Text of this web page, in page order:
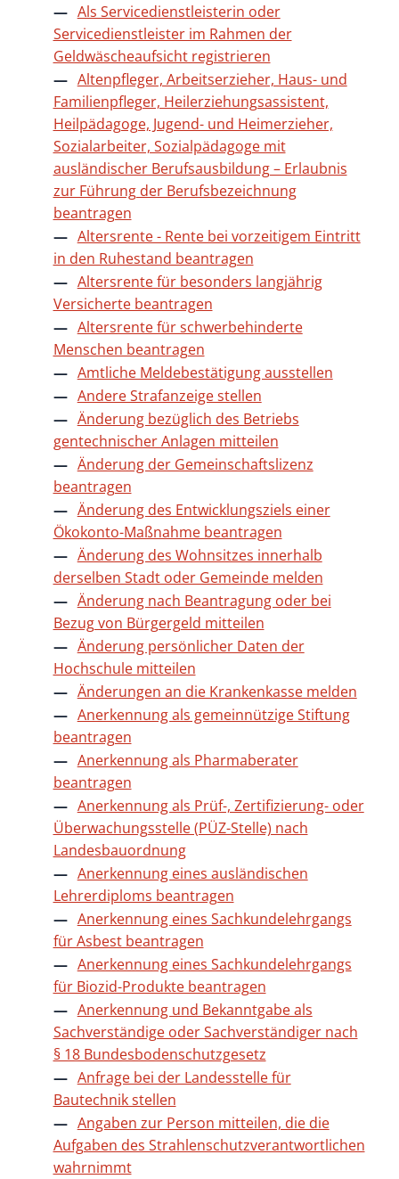
Als Servicedienstleisterin oder
Servicedienstleister im Rahmen der
Geldwäscheaufsicht registrieren
Altenpfleger, Arbeitserzieher, Haus- und
Familienpfleger, Heilerziehungsassistent,
Heilpädagoge, Jugend- und Heimerzieher,
Sozialarbeiter, Sozialpädagoge mit
ausländischer Berufsausbildung – Erlaubnis
zur Führung der Berufsbezeichnung
beantragen
Altersrente - Rente bei vorzeitigem Eintritt
in den Ruhestand beantragen
Altersrente für besonders langjährig
Versicherte beantragen
Altersrente für schwerbehinderte
Menschen beantragen
Amtliche Meldebestätigung ausstellen
Andere Strafanzeige stellen
Änderung bezüglich des Betriebs
gentechnischer Anlagen mitteilen
Änderung der Gemeinschaftslizenz
beantragen
Änderung des Entwicklungsziels einer
Ökokonto-Maßnahme beantragen
Änderung des Wohnsitzes innerhalb
derselben Stadt oder Gemeinde melden
Änderung nach Beantragung oder bei
Bezug von Bürgergeld mitteilen
Änderung persönlicher Daten der
Hochschule mitteilen
Änderungen an die Krankenkasse melden
Anerkennung als gemeinnützige Stiftung
beantragen
Anerkennung als Pharmaberater
beantragen
Anerkennung als Prüf-, Zertifizierung- oder
Überwachungsstelle (PÜZ-Stelle) nach
Landesbauordnung
Anerkennung eines ausländischen
Lehrerdiploms beantragen
Anerkennung eines Sachkundelehrgangs
für Asbest beantragen
Anerkennung eines Sachkundelehrgangs
für Biozid-Produkte beantragen
Anerkennung und Bekanntgabe als
Sachverständige oder Sachverständiger nach
§ 18 Bundesbodenschutzgesetz
Anfrage bei der Landesstelle für
Bautechnik stellen
Angaben zur Person mitteilen, die die
Aufgaben des Strahlenschutzverantwortlichen
wahrnimmt